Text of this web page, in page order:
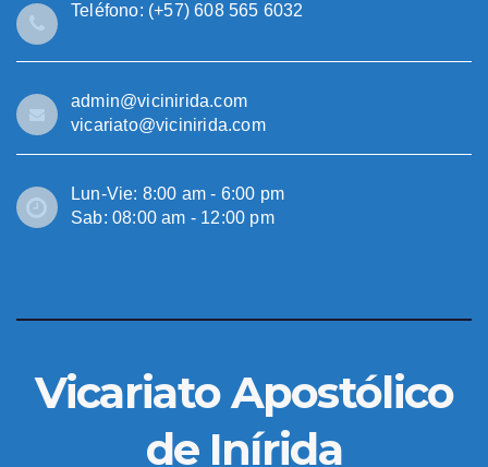
Teléfono: (+57) 608 565 6032
admin@vicinirida.com
vicariato@vicinirida.com
Lun-Vie: 8:00 am - 6:00 pm
Sab: 08:00 am - 12:00 pm
Vicariato Apostólico
de Inírida